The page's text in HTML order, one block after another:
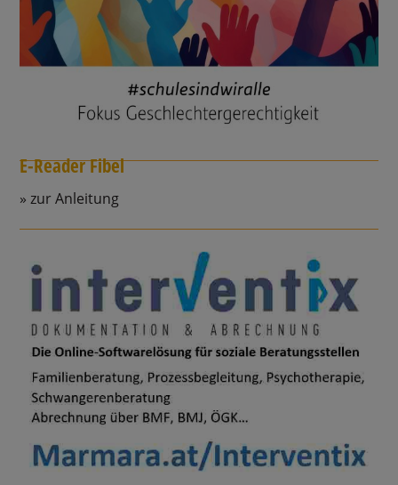
E-Reader Fibel
zur Anleitung